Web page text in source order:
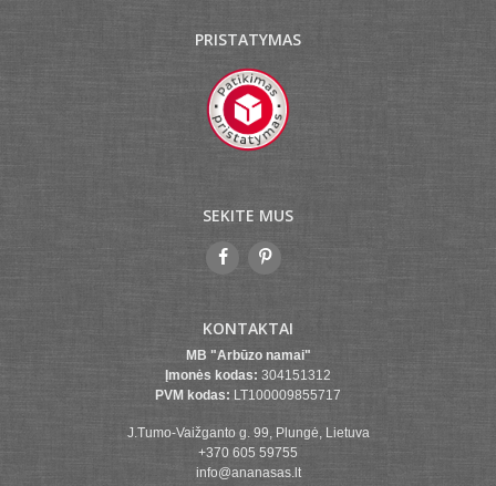
PRISTATYMAS
SEKITE MUS
KONTAKTAI
MB "Arbūzo namai"
Įmonės kodas: 304151312
PVM kodas: LT100009855717
J.Tumo-Vaižganto g. 99, Plungė, Lietuva
+370 605 59755
info@ananasas.lt